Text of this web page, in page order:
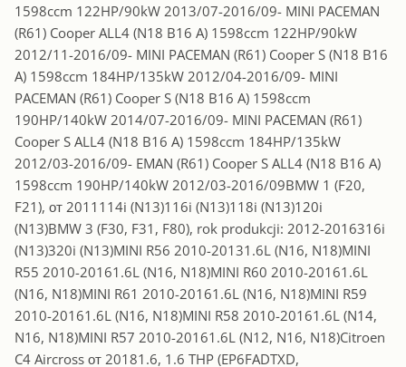
1598ccm 122HP/90kW 2013/07-2016/09- MINI PACEMAN
(R61) Cooper ALL4 (N18 B16 A) 1598ccm 122HP/90kW
2012/11-2016/09- MINI PACEMAN (R61) Cooper S (N18 B16
A) 1598ccm 184HP/135kW 2012/04-2016/09- MINI
PACEMAN (R61) Cooper S (N18 B16 A) 1598ccm
190HP/140kW 2014/07-2016/09- MINI PACEMAN (R61)
Cooper S ALL4 (N18 B16 A) 1598ccm 184HP/135kW
2012/03-2016/09- EMAN (R61) Cooper S ALL4 (N18 B16 A)
1598ccm 190HP/140kW 2012/03-2016/09BMW 1 (F20,
F21), от 2011114i (N13)116i (N13)118i (N13)120i
(N13)BMW 3 (F30, F31, F80), rok produkcji: 2012-2016316i
(N13)320i (N13)MINI R56 2010-20131.6L (N16, N18)MINI
R55 2010-20161.6L (N16, N18)MINI R60 2010-20161.6L
(N16, N18)MINI R61 2010-20161.6L (N16, N18)MINI R59
2010-20161.6L (N16, N18)MINI R58 2010-20161.6L (N14,
N16, N18)MINI R57 2010-20161.6L (N12, N16, N18)Citroen
C4 Aircross от 20181.6, 1.6 THP (EP6FADTXD,